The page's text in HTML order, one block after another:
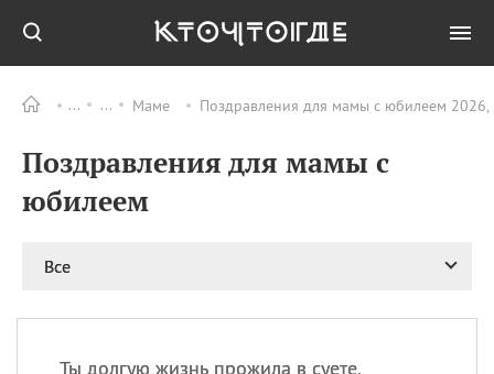
Маме Поздравления для мамы с юбилеем 2026,
Поздравления для мамы с
юбилеем
Все
Ты долгую жизнь прожила в суете,
ПРАЗДНИКИ Все
09.08
День памяти
Николая Чудотворца
11.08 День полета на